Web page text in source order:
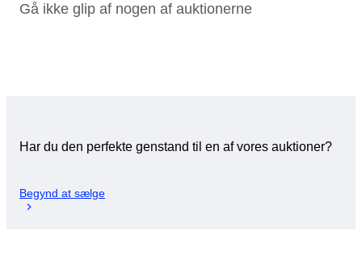
Gå ikke glip af nogen af auktionerne
Har du den perfekte genstand til en af vores auktioner?
Begynd at sælge